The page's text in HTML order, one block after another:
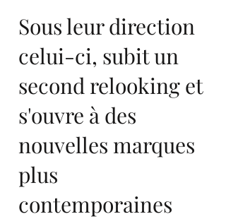
Sous leur direction
celui-ci, subit un
second relooking et
s'ouvre à des
nouvelles marques
plus
contemporaines